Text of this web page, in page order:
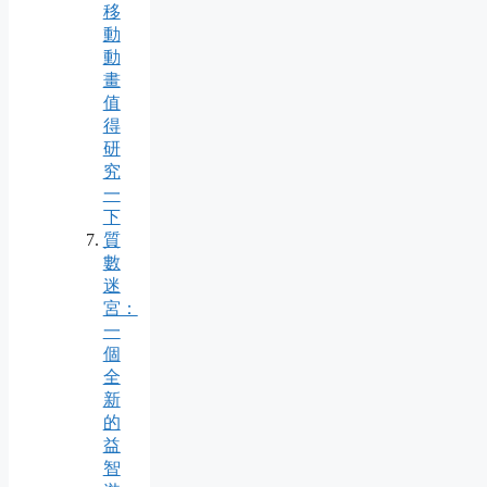
移
動
動
畫
值
得
研
究
一
下
質
數
迷
宮：
一
個
全
新
的
益
智